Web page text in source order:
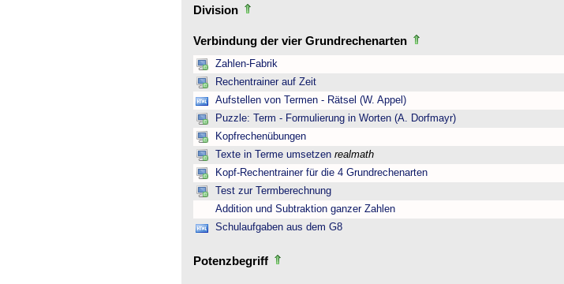
Division
Verbindung der vier Grundrechenarten
Zahlen-Fabrik
Rechentrainer auf Zeit
Aufstellen von Termen - Rätsel (W. Appel)
Puzzle: Term - Formulierung in Worten (A. Dorfmayr)
Kopfrechenübungen
Texte in Terme umsetzen realmath
Kopf-Rechentrainer für die 4 Grundrechenarten
Test zur Termberechnung
Addition und Subtraktion ganzer Zahlen
Schulaufgaben aus dem G8
Potenzbegriff